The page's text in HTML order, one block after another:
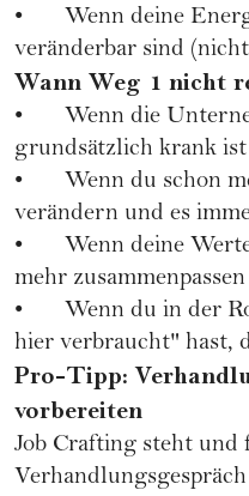
• Wenn deine
veränderbar sind
Wann Weg 1 nicht
• Wenn die
grundsätzlich krank ist
• Wenn du schon
verändern und es
• Wenn deine
mehr zusammenpassen
• Wenn du in der
hier verbraucht" hast,
Pro-Tipp:
vorbereiten
Job Crafting steht und